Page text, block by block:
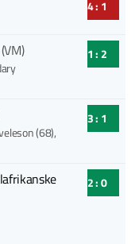
4 : 1
(VM) 1 : 2
(68),
3 : 1
2 : 0